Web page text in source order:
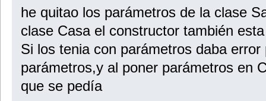
he quitao los parámetros de la clase
clase Casa el constructor también
Si los tenia con parámetros daba
parámetros,y al poner parámetros en
que se pedía